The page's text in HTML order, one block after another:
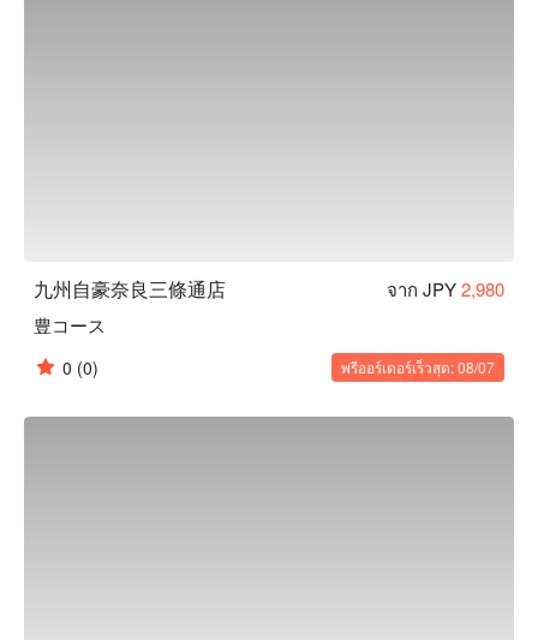
九州自豪奈良三條通店 จาก JPY2,980
豊コース
0 (0) พรีออร์เดอร์เร็วสุด: 08/07